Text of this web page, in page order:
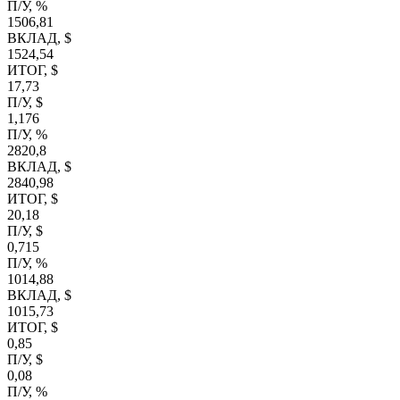
П/У, %
1506,81
ВКЛАД, $
1524,54
ИТОГ, $
17,73
П/У, $
1,176
П/У, %
2820,8
ВКЛАД, $
2840,98
ИТОГ, $
20,18
П/У, $
0,715
П/У, %
1014,88
ВКЛАД, $
1015,73
ИТОГ, $
0,85
П/У, $
0,08
П/У, %